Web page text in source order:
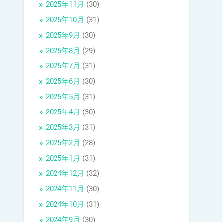
2025年11月 (30)
2025年10月 (31)
2025年9月 (30)
2025年8月 (29)
2025年7月 (31)
2025年6月 (30)
2025年5月 (31)
2025年4月 (30)
2025年3月 (31)
2025年2月 (28)
2025年1月 (31)
2024年12月 (32)
2024年11月 (30)
2024年10月 (31)
2024年9月 (30)